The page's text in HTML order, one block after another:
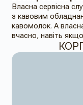
Власна сервісна
з кавовим
кавомолок. А
вчасно, навіть